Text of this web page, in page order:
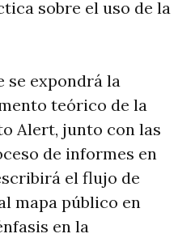
sobre el uso de la
se expondrá la
teórico de la
Alert, junto con las
de informes en
el flujo de
mapa público en
en la